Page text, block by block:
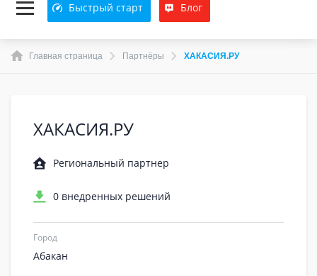
Быстрый старт Блог
Главная страница Партнёры ХАКАСИЯ.РУ
ХАКАСИЯ.РУ
Региональный партнер
0 внедренных решений
Город
Абакан